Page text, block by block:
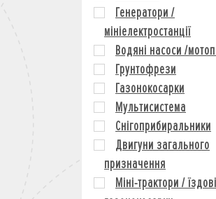
Генератори /
мініелектростанції
Водяні насоси /
Грунтофрези
Газонокосарки
Мультисистема
Снігоприбиральники
Двигуни загального
призначення
Міні-трактори / їздові